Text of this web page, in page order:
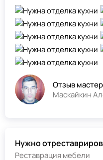
Отзыв
Маскайкин
Нужно
Реставрация мебели